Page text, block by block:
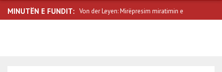
MINUTËN E FUNDIT:
reflektues: Ky është Von der Leyen: Mirëpresim miratimin e